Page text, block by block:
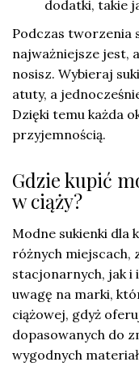
dodatki, takie
Podczas tworzenia
najważniejsze jest,
nosisz. Wybieraj
atuty, a
Dzięki temu każda
przyjemnością.
Gdzie kupić
w ciąży?
Modne sukienki dla
różnych miejscach,
stacjonarnych, jak
uwagę na marki,
ciążowej, gdyż
dopasowanych do
wygodnych